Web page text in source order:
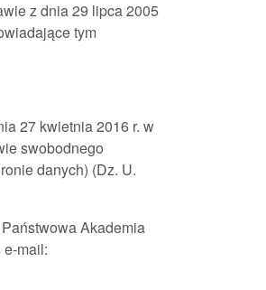
z dnia 29 lipca 2005
tym
27 kwietnia 2016 r. w
swobodnego
danych) (Dz. U.
Akademia
mail: